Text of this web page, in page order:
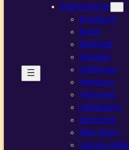
Stammtische
Augsburg
Berlin
Bielefeld
Dresden
Göttingen
Hamburg
Hannover
Heidelberg
Karlsruhe
Köln-Bonn
Leipzig-Halle